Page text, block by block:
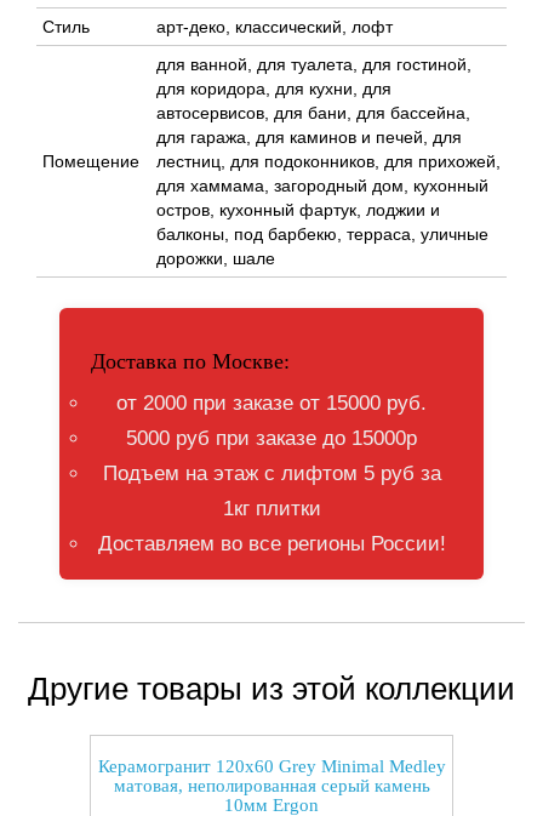
Стиль
арт-деко, классический, лофт
Помещение
для ванной, для туалета, для гостиной,
для коридора, для кухни, для
автосервисов, для бани, для бассейна,
для гаража, для каминов и печей, для
лестниц, для подоконников, для прихожей,
для хаммама, загородный дом, кухонный
остров, кухонный фартук, лоджии и
балконы, под барбекю, терраса, уличные
дорожки, шале
Доставка по Москве:
от 2000 при заказе от 15000 руб.
5000 руб при заказе до 15000р
Подъем на этаж с лифтом 5 руб за
1кг плитки
Доставляем во все регионы России!
Другие товары из этой коллекции
Керамогранит 120x60 Grey Minimal Medley
матовая, неполированная серый камень
10мм Ergon